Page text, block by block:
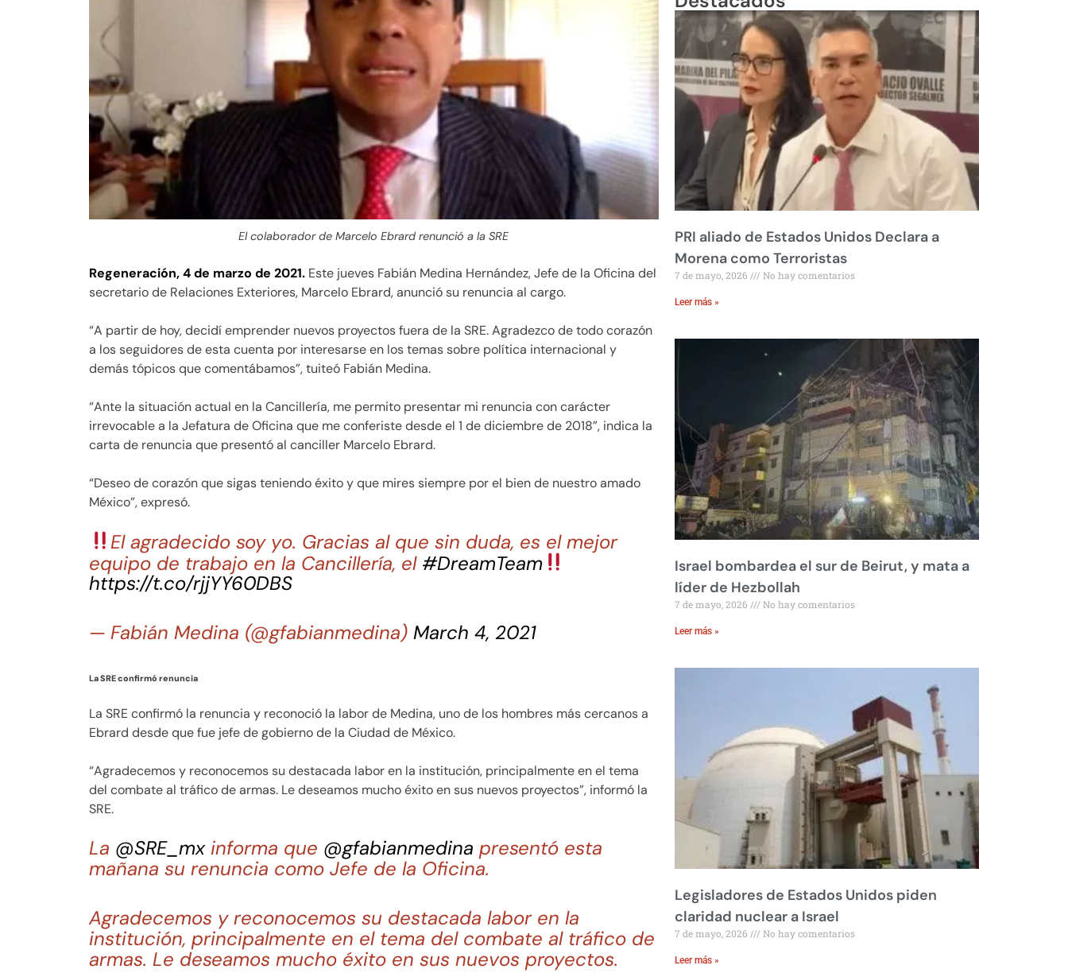
El colaborador de Marcelo Ebrard renunció a la SRE
Regeneración, 4 de marzo de 2021. Este jueves Fabián Medina Hernández, Jefe de la Oficina del
secretario de Relaciones Exteriores, Marcelo Ebrard, anunció su renuncia al cargo.
“A partir de hoy, decidí emprender nuevos proyectos fuera de la SRE. Agradezco de todo corazón
a los seguidores de esta cuenta por interesarse en los temas sobre política internacional y
demás tópicos que comentábamos”, tuiteó Fabián Medina.
“Ante la situación actual en la Cancillería, me permito presentar mi renuncia con carácter
irrevocable a la Jefatura de Oficina que me conferiste desde el 1 de diciembre de 2018”, indica la
carta de renuncia que presentó al canciller Marcelo Ebrard.
“Deseo de corazón que sigas teniendo éxito y que mires siempre por el bien de nuestro amado
México”, expresó.
El agradecido soy yo. Gracias al que sin duda, es el mejor
equipo de trabajo en la Cancillería, el #DreamTeam
https://t.co/rjjYY60DBS
— Fabián Medina (@gfabianmedina) March 4, 2021
La SRE confirmó renuncia
La SRE confirmó la renuncia y reconoció la labor de Medina, uno de los hombres más cercanos a
Ebrard desde que fue jefe de gobierno de la Ciudad de México.
“Agradecemos y reconocemos su destacada labor en la institución, principalmente en el tema
del combate al tráfico de armas. Le deseamos mucho éxito en sus nuevos proyectos”, informó la
SRE.
La @SRE_mxinforma que @gfabianmedina presentó esta
mañana su renuncia como Jefe de la Oficina.
Agradecemos y reconocemos su destacada labor en la
institución, principalmente en el tema del combate al tráfico de
armas. Le deseamos mucho éxito en sus nuevos proyectos.
PRI aliado de Estados Unidos Declara a
Morena como Terroristas
7 de mayo, 2026 No hay comentarios
Leer más »
Israel bombardea el sur de Beirut, y mata a
líder de Hezbollah
7 de mayo, 2026 No hay comentarios
Leer más »
Legisladores de Estados Unidos piden
claridad nuclear a Israel
7 de mayo, 2026 No hay comentarios
Leer más »